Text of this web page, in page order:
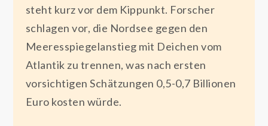
steht kurz vor dem Kippunkt. Forscher
schlagen vor, die Nordsee gegen den
Meeresspiegelanstieg mit Deichen vom
Atlantik zu trennen, was nach ersten
vorsichtigen Schätzungen 0,5-0,7 Billionen
Euro kosten würde.